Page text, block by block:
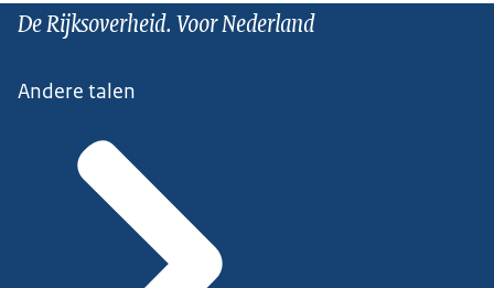
De Rijksoverheid. Voor Nederland
Andere talen